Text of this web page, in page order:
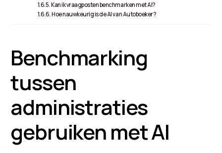
Kan ik vraagposten benchmarken met AI?
Hoe nauwkeurig is de AI van Autoboeker?
Benchmarking
tussen
administraties
gebruiken met AI